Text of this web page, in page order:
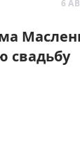
6
свадьбу